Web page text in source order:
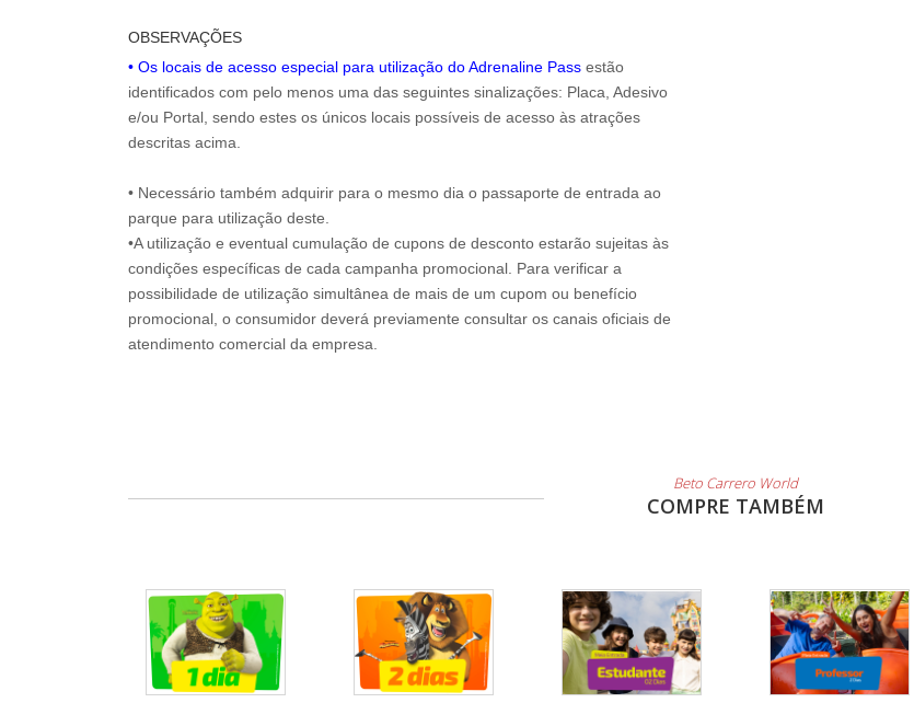
OBSERVAÇÕES
• Os locais de acesso especial para utilização do Adrenaline Pass estão
identificados com pelo menos uma das seguintes sinalizações: Placa, Adesivo
e/ou Portal, sendo estes os únicos locais possíveis de acesso às atrações
descritas acima.
• Necessário também adquirir para o mesmo dia o passaporte de entrada ao
parque para utilização deste.
•A utilização e eventual cumulação de cupons de desconto estarão sujeitas às
condições específicas de cada campanha promocional. Para verificar a
possibilidade de utilização simultânea de mais de um cupom ou benefício
promocional, o consumidor deverá previamente consultar os canais oficiais de
atendimento comercial da empresa.
Beto Carrero World
COMPRE TAMBÉM